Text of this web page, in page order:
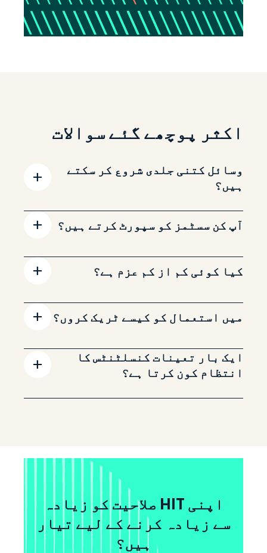
اکثر پوچھے گئے سوالات
وسائل کتنی جلدی شروع کر سکتے
ہیں؟
آپ کن سسٹمز کو سپورٹ کرتے ہیں؟
کیا کوئی کم از کم عزم ہے؟
میں استعمال کو کیسے ٹریک کروں؟
ایک بار تعینات کنسلٹنٹس کا
انتظام کون کرتا ہے؟
اپنی HIT صلاحیت کو زیادہ
سے زیادہ کرنے کے لیے تیار
ہیں؟